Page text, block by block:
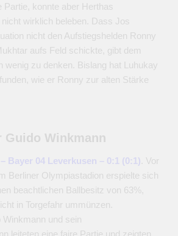
Partie, konnte aber Herthas
wirklich beleben. Dass Jos
nicht den Aufstiegshelden Ronny
aufs Feld schickte, gibt dem
wenig zu denken. Bislang hat Luhukay
wie er Ronny zur alten Stärke
Guido Winkmann
Bayer 04 Leverkusen – 0:1 (0:1) . Vor
Berliner Olympiastadion erspielte sich
beachtlichen Ballbesitz von 63%,
in Torgefahr ummünzen.
und sein
leiteten eine faire Partie und zeigten